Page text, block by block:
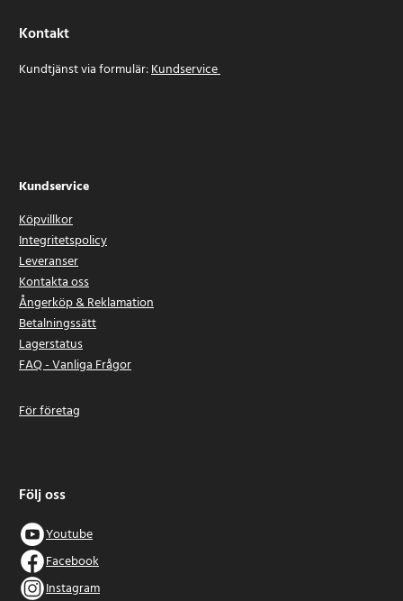
Kontakt
Kundtjänst via formulär:Kundservice
Kundservice
Köpvillkor
Integritetspolicy
Leveranser
Kontakta oss
Ångerköp & Reklamation
Betalningssätt
Lagerstatus
FAQ - Vanliga Frågor
För företag
Följ oss
Youtube
Facebook
Instagram